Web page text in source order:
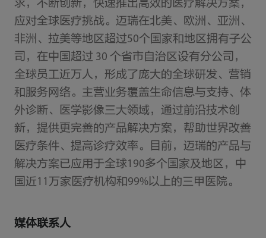
求，不断创新，快速推出高效的医疗解决方案，
应对全球医疗挑战。迈瑞在北美、欧洲、亚洲、
非洲、拉美等地区超过50个国家和地区拥有子公
司，在中国超过 30 个省市自治区设有分公司，
全球员工近万人，形成了庞大的全球研发、营销
和服务网络。主营业务覆盖生命信息与支持、体
外诊断、医学影像三大领域，通过前沿技术创
新，提供更完善的产品解决方案，帮助世界改善
医疗条件、提高诊疗效率。目前，迈瑞的产品与
解决方案已应用于全球190多个国家及地区，中
国近11万家医疗机构和99%以上的三甲医院。
媒体联系人